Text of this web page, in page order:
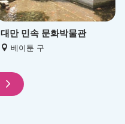
대만 민속 문화박물관
베이툰 구